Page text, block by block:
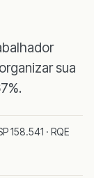
sua
158.541 · RQE